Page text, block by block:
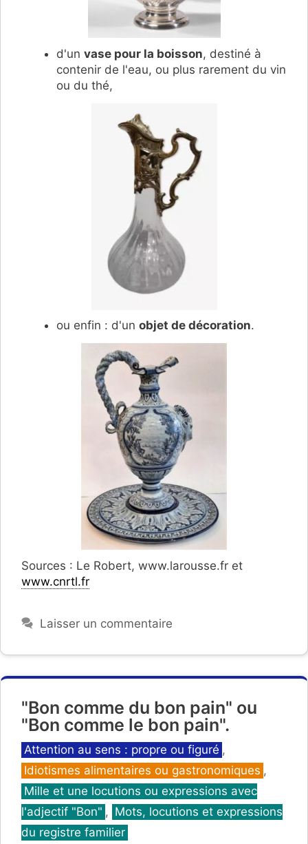
d'un vase pour la boisson, destiné à
contenir de l'eau, ou plus rarement du vin
ou du thé,
ou enfin : d'un objet de décoration.
Sources : Le Robert, www.larousse.fr et
www.cnrtl.fr
Laisser un commentaire
"Bon comme du bon pain" ou
"Bon comme le bon pain".
Catégories
Attention au sens : propre ou figuré ,
Idiotismes alimentaires ou gastronomiques ,
Mille et une locutions ou expressions avec
l'adjectif "Bon" , Mots, locutions et expressions
du registre familier